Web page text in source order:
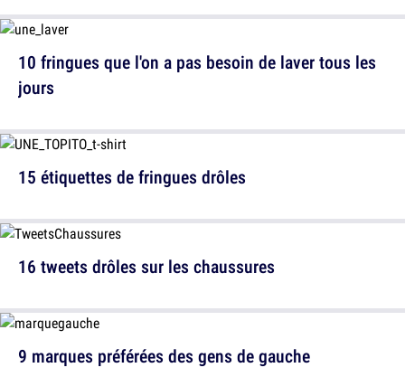
10 fringues que l'on a pas besoin de laver tous les
jours
16 tweets drôles sur les chaussures
15 étiquettes de fringues drôles
9 marques préférées des gens de gauche